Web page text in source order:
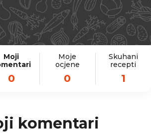
Moji
0
Moje
ocjene
0
Skuhani
recepti
1
komentari